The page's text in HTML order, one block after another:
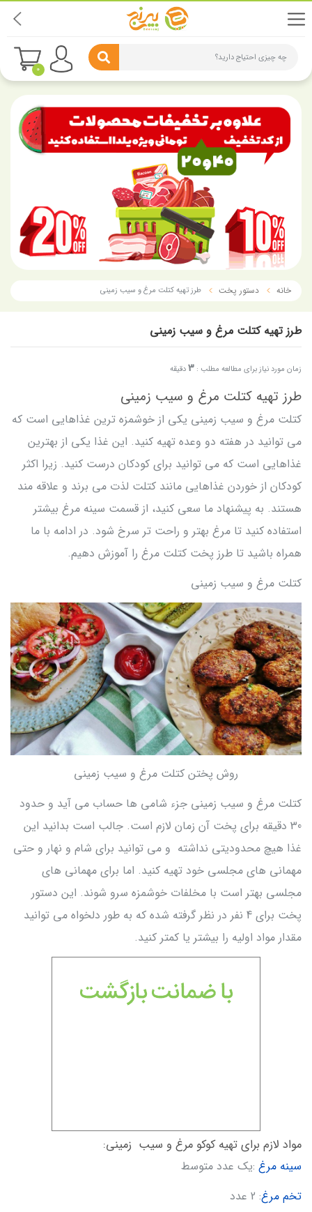
چه چیزی احتیاج دارید؟
0
خانه دستور پخت طرز تهیه کتلت مرغ و سیب زمینی
طرز تهیه کتلت مرغ و سیب زمینی
زمان مورد نیاز برای مطالعه مطلب : 3دقیقه
طرز تهیه کتلت مرغ و سیب زمینی
کتلت مرغ و سیب زمینی یکی از خوشمزه ترین غذاهایی است که
می توانید در هفته دو وعده تهیه کنید. این غذا یکی از بهترین
غذاهایی است که می توانید برای کودکان درست کنید. زیرا اکثر
کودکان از خوردن غذاهایی مانند کتلت لذت می برند و علاقه مند
هستند. به پیشنهاد ما سعی کنید، از قسمت سینه مرغ بیشتر
استفاده کنید تا مرغ بهتر و راحت تر سرخ شود. در ادامه با ما
همراه باشید تا طرز پخت کتلت مرغ را آموزش دهیم.
کتلت مرغ و سیب زمینی
روش پختن کتلت مرغ و سیب زمینی
کتلت مرغ و سیب زمینی جزء شامی ها حساب می آید و حدود
30 دقیقه برای پخت آن زمان لازم است. جالب است بدانید این
غذا هیچ محدودیتی نداشته و می توانید برای شام و نهار و حتی
مهمانی های مجلسی خود تهیه کنید. اما برای مهمانی های
مجلسی بهتر است با مخلفات خوشمزه سرو شوند. این دستور
پخت برای 4 نفر در نظر گرفته شده که به طور دلخواه می توانید
مقدار مواد اولیه را بیشتر یا کمتر کنید.
مواد لازم برای تهیه کوکو مرغ و سیب زمینی:
سینه مرغ :یک عدد متوسط
تخم مرغ: 2 عدد